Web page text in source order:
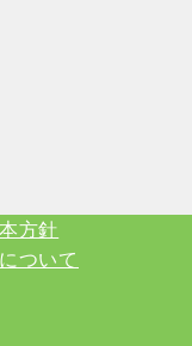
方針
ついて